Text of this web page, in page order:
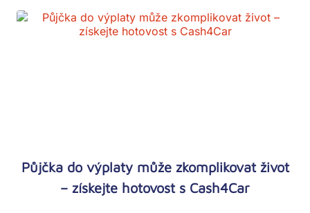
Půjčka do výplaty může zkomplikovat život
– získejte hotovost s Cash4Car